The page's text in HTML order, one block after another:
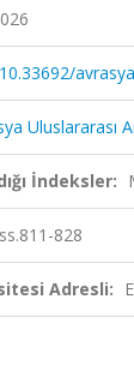
10.33692/
Uluslararası
İndeksler:
ss.811-828
Adresli: